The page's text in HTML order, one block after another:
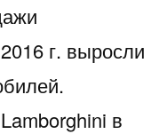
г. выросли
в